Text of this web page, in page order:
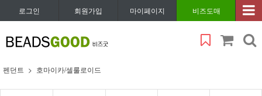
로그인 회원가입 마이페이지 비즈도매
펜던트 호마이카/셀룰로이드